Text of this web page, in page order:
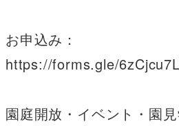
お申込み：
https://forms.gle/
園庭開放・イベント・園